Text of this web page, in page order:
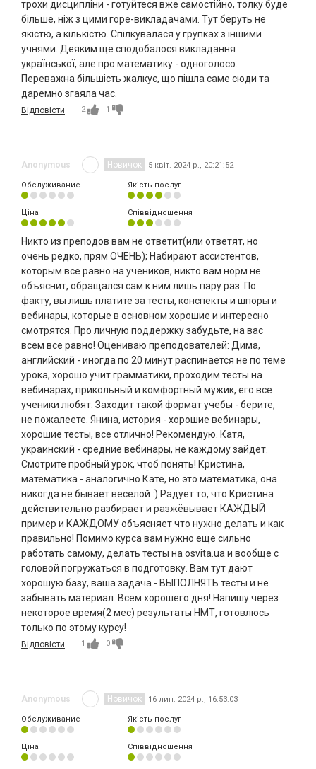
трохи дисципліни - готуйтеся вже самостійно, толку буде
більше, ніж з цими горе-викладачами. Тут беруть не
якістю, а кількістю. Спілкувалася у групках з іншими
учнями. Деяким ще сподобалося викладання
української, але про математику - одноголосо.
Переважна більшість жалкує, що пішла саме сюди та
даремно згаяла час.
Відповісти 2 1
Anonymous Новичок 5 квіт. 2024 р., 20:21:52
Обслуживание Якість послуг
Ціна Співвідношення
Никто из преподов вам не ответит(или ответят, но
очень редко, прям ОЧЕНЬ); Набирают ассистентов,
которым все равно на учеников, никто вам норм не
объяснит, обращался сам к ним лишь пару раз. По
факту, вы лишь платите за тесты, конспекты и шпоры и
вебинары, которые в основном хорошие и интересно
смотрятся. Про личную поддержку забудьте, на вас
всем все равно! Оцениваю преподователей: Дима,
английский - иногда по 20 минут распинается не по теме
урока, хорошо учит грамматики, проходим тесты на
вебинарах, прикольный и комфортный мужик, его все
ученики любят. Заходит такой формат учебы - берите,
не пожалеете. Янина, история - хорошие вебинары,
хорошие тесты, все отлично! Рекомендую. Катя,
украинский - средние вебинары, не каждому зайдет.
Смотрите пробный урок, чтоб понять! Кристина,
математика - аналогично Кате, но это математика, она
никогда не бывает веселой :) Радует то, что Кристина
действительно разбирает и разжёвывает КАЖДЫЙ
пример и КАЖДОМУ объясняет что нужно делать и как
правильно! Помимо курса вам нужно еще сильно
работать самому, делать тесты на osvita.ua и вообще с
головой погружаться в подготовку. Вам тут дают
хорошую базу, ваша задача - ВЫПОЛНЯТЬ тесты и не
забывать материал. Всем хорошего дня! Напишу через
некоторое время(2 мес) результаты НМТ, готовлюсь
только по этому курсу!
Відповісти 1 0
Anonymous Новичок 16 лип. 2024 р., 16:53:03
Обслуживание Якість послуг
Ціна Співвідношення